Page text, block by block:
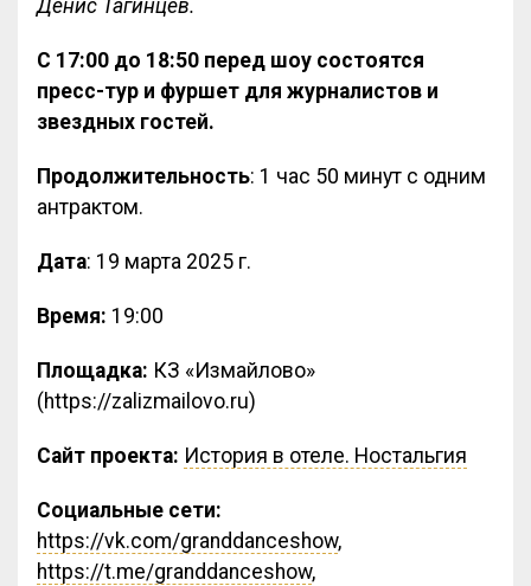
Денис Тагинцев.
С 17:00 до 18:50 перед шоу состоятся
пресс-тур и фуршет для журналистов и
звездных гостей.
Продолжительность: 1 час 50 минут с одним
антрактом.
Дата: 19 марта 2025 г.
Время: 19:00
Площадка: КЗ «Измайлово»
(https://zalizmailovo.ru)
Сайт проекта: История в отеле. Ностальгия
Социальные сети:
https://vk.com/granddanceshow,
https://t.me/granddanceshow,